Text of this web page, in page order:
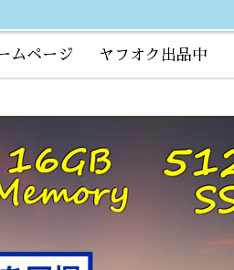
ムページ ヤフオク出品中